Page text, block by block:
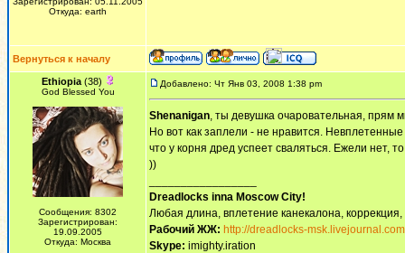
Откуда: earth
Вернуться к началу
Ethiopia(38)
God Blessed You
Сообщения: 8302
Зарегистрирован:
19.09.2005
Откуда: Москва
Добавлено: Чт Янв 03, 2008 1:38 pm
Shenanigan, ты девушка очаровательная, прям
Но вот как заплели - не нравится.
что у корня дред успеет сваляться. Ежели нет,
))
Dreadlocks inna Moscow Сity!
Любая длина, вплетение канекалона,
Рабочий ЖЖ: http://dreadlocks-
Skype: imighty.iration